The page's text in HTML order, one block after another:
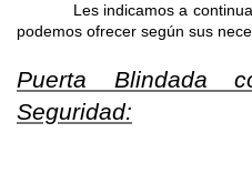
Les indicamos a
podemos ofrecer según sus
Puerta Blindada
Seguridad: